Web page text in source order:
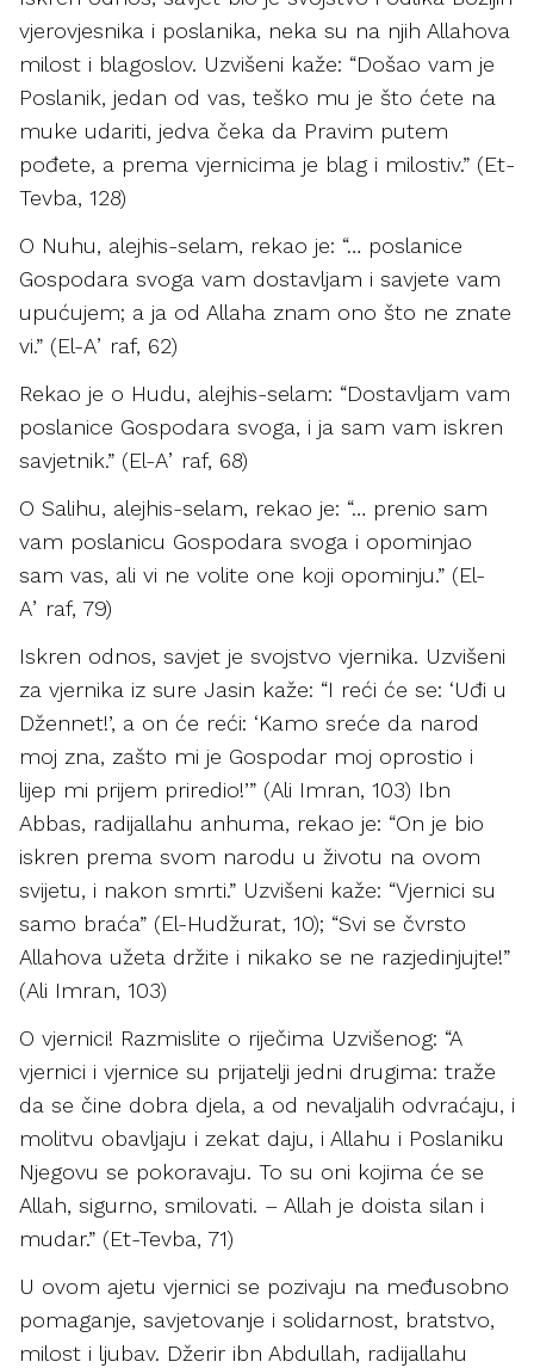
vjerovjesnika i poslanika, neka su na njih Allahova
milost i blagoslov. Uzvišeni kaže: “Došao vam je
Poslanik, jedan od vas, teško mu je što ćete na
muke udariti, jedva čeka da Pravim putem
pođete, a prema vjernicima je blag i milostiv.” (Et-
Tevba, 128)
O Nuhu, alejhis-selam, rekao je: “… poslanice
Gospodara svoga vam dostavljam i savjete vam
upućujem; a ja od Allaha znam ono što ne znate
vi.” (El-Aʼraf, 62)
Rekao je o Hudu, alejhis-selam: “Dostavljam vam
poslanice Gospodara svoga, i ja sam vam iskren
savjetnik.” (El-Aʼraf, 68)
O Salihu, alejhis-selam, rekao je: “… prenio sam
vam poslanicu Gospodara svoga i opominjao
sam vas, ali vi ne volite one koji opominju.” (El-
Aʼraf, 79)
Iskren odnos, savjet je svojstvo vjernika. Uzvišeni
za vjernika iz sure Jasin kaže: “I reći će se: ‘Uđi u
Džennet!’, a on će reći: ‘Kamo sreće da narod
moj zna, zašto mi je Gospodar moj oprostio i
lijep mi prijem priredio!’” (Ali Imran, 103) Ibn
Abbas, radijallahu anhuma, rekao je: “On je bio
iskren prema svom narodu u životu na ovom
svijetu, i nakon smrti.” Uzvišeni kaže: “Vjernici su
samo braća” (El-Hudžurat, 10); “Svi se čvrsto
Allahova užeta držite i nikako se ne razjedinjujte!”
(Ali Imran, 103)
O vjernici! Razmislite o riječima Uzvišenog: “A
vjernici i vjernice su prijatelji jedni drugima: traže
da se čine dobra djela, a od nevaljalih odvraćaju, i
molitvu obavljaju i zekat daju, i Allahu i Poslaniku
Njegovu se pokoravaju. To su oni kojima će se
Allah, sigurno, smilovati. – Allah je doista silan i
mudar.” (Et-Tevba, 71)
U ovom ajetu vjernici se pozivaju na međusobno
pomaganje, savjetovanje i solidarnost, bratstvo,
milost i ljubav. Džerir ibn Abdullah, radijallahu